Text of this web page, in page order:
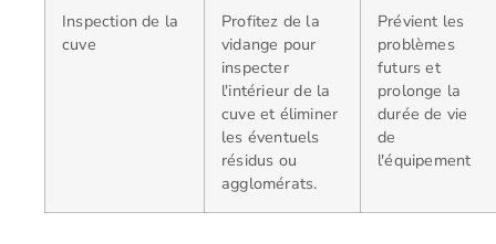
Inspection de la
cuve
Profitez de la
vidange pour
inspecter
l'intérieur de la
cuve et éliminer
les éventuels
résidus ou
agglomérats.
Prévient les
problèmes
futurs et
prolonge la
durée de vie
de
l'équipement